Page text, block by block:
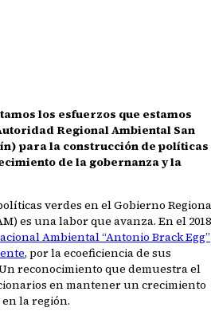
los esfuerzos que estamos
Regional Ambiental San
para la construcción de políticas
de la gobernanza y la
verdes en el Gobierno
es una labor que avanza. En el
Ambiental “Antonio Brack Egg”
, por la ecoeficiencia de sus
reconocimiento que demuestra el
en mantener un crecimiento
la región.